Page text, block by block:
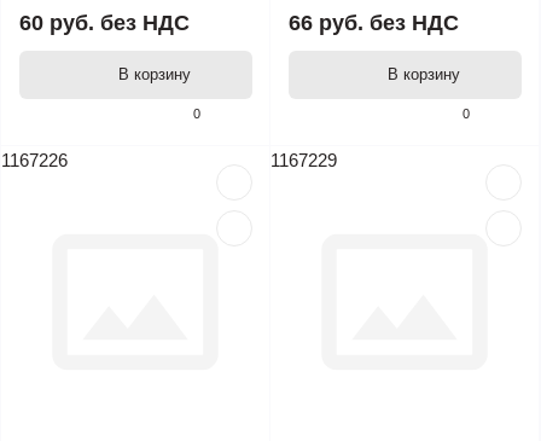
0
60 руб. без НДС
В корзину
0
66 руб. без НДС
В корзину
1167226 1167229